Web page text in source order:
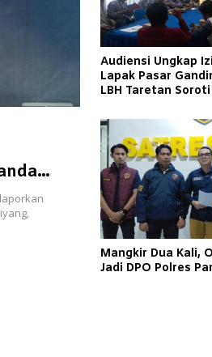
Audiensi Ungkap
Lapak Pasar
LBH Taretan
Mangkir Dua Kali,
Jadi DPO Polres